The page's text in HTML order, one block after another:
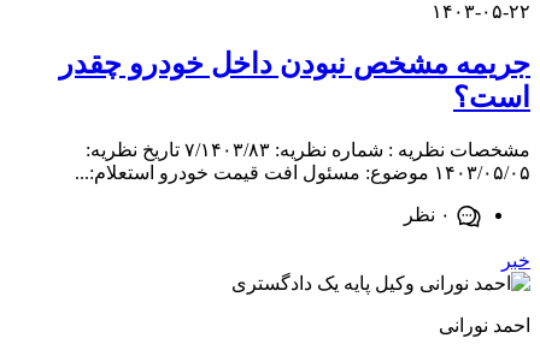
۲۲
مشخص نبودن داخل خودرو چقدر
مشخصات نظریه : شماره نظریه: ۷/۱۴۰۳/۸۳ تاریخ نظریه:
قیمت خودرو استعلام:...
۰ نظر